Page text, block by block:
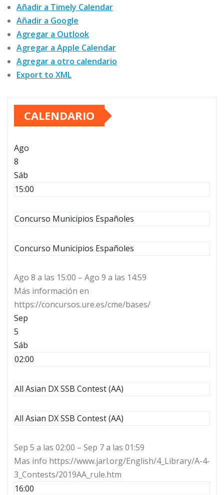
Añadir a Timely Calendar
Añadir a Google
Agregar a Outlook
Agregar a Apple Calendar
Agregar a otro calendario
Export to XML
CALENDARIO
Ago
8
Sáb
15:00
Concurso Municipios Españoles
Concurso Municipios Españoles
Ago 8 a las 15:00 – Ago 9 a las 14:59
Más información en
https://concursos.ure.es/cme/bases/
Sep
5
Sáb
02:00
All Asian DX SSB Contest (AA)
All Asian DX SSB Contest (AA)
Sep 5 a las 02:00 – Sep 7 a las 01:59
Mas info https://www.jarl.org/English/4_Library/A-4-
3_Contests/2019AA_rule.htm
16:00